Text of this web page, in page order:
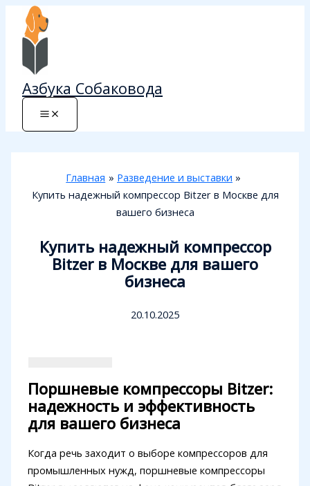
Перейти
содержимому
Азбука Собаковода
Главная
Разведение и выставки
Купить надежный компрессор Bitzer в Москве для
вашего бизнеса
Купить надежный компрессор
Bitzer в Москве для вашего
бизнеса
20.10.2025
Поршневые компрессоры Bitzer:
надежность и эффективность
для вашего бизнеса
Когда речь заходит о выборе компрессоров для
промышленных нужд, поршневые компрессоры